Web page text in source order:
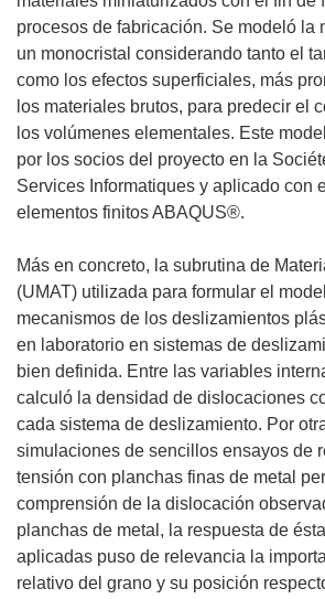
procesos de fabricación. Se modeló la
un monocristal considerando tanto el
como los efectos superficiales, más
los materiales brutos, para predecir el
los volúmenes elementales. Este
por los socios del proyecto en la
Services Informatiques y aplicado con
elementos finitos ABAQUS®.
Más en concreto, la subrutina de
(UMAT) utilizada para formular el
mecanismos de los deslizamientos
en laboratorio en sistemas de
bien definida. Entre las variables
calculó la densidad de dislocaciones
cada sistema de deslizamiento. Por
simulaciones de sencillos ensayos de
tensión con planchas finas de metal
comprensión de la dislocación
planchas de metal, la respuesta de
aplicadas puso de relevancia la
relativo del grano y su posición